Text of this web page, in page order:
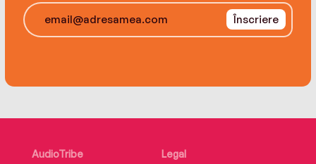
Înscriere
AudioTribe
Legal